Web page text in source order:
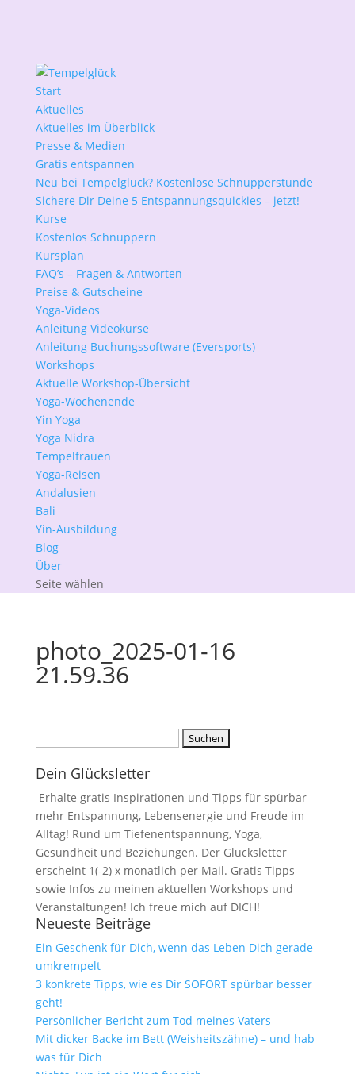
Start
Aktuelles
Aktuelles im Überblick
Presse & Medien
Gratis entspannen
Neu bei Tempelglück? Kostenlose Schnupperstunde
Sichere Dir Deine 5 Entspannungsquickies – jetzt!
Kurse
Kostenlos Schnuppern
Kursplan
FAQ’s – Fragen & Antworten
Preise & Gutscheine
Yoga-Videos
Anleitung Videokurse
Anleitung Buchungssoftware (Eversports)
Workshops
Aktuelle Workshop-Übersicht
Yoga-Wochenende
Yin Yoga
Yoga Nidra
Tempelfrauen
Yoga-Reisen
Andalusien
Bali
Yin-Ausbildung
Blog
Über
Seite wählen
photo_2025-01-16
21.59.36
Dein Glücksletter
Erhalte gratis Inspirationen und Tipps für spürbar
mehr Entspannung, Lebensenergie und Freude im
Alltag! Rund um Tiefenentspannung, Yoga,
Gesundheit und Beziehungen. Der Glücksletter
erscheint 1(-2) x monatlich per Mail. Gratis Tipps
sowie Infos zu meinen aktuellen Workshops und
Veranstaltungen! Ich freue mich auf DICH!
Neueste Beiträge
Ein Geschenk für Dich, wenn das Leben Dich gerade
umkrempelt
3 konkrete Tipps, wie es Dir SOFORT spürbar besser
geht!
Persönlicher Bericht zum Tod meines Vaters
Mit dicker Backe im Bett (Weisheitszähne) – und hab
was für Dich